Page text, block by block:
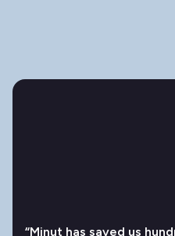
“Minut has saved us